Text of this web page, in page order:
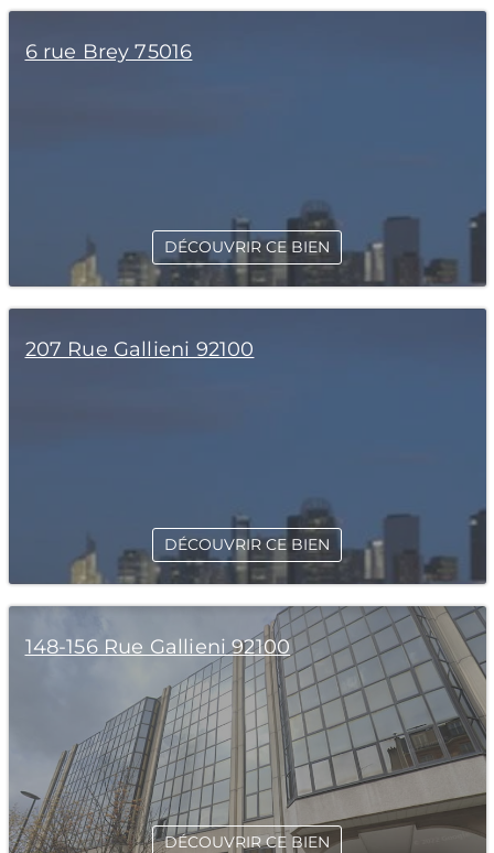
6 rue Brey 75016
DÉCOUVRIR CE BIEN
207 Rue Gallieni 92100
DÉCOUVRIR CE BIEN
148-156 Rue Gallieni 92100
DÉCOUVRIR CE BIEN